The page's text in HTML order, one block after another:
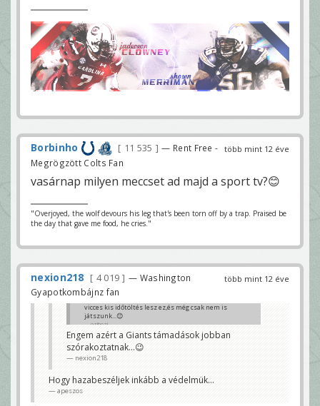
több mint 12 éve
Borbinho 11 535
— Rent Free -
Megrögzött Colts Fan
vasárnap milyen meccset ad majd a sport tv?😊
"Overjoyed, the wolf devours his leg that's been torn off by a trap. Praised be
the day that gave me food, he cries."
több mint 12 éve
nexion218 4 019
— Washington
Gyapotkombájnz fan
vicces kis időtöltés lesz ez,és még csak nem is
játszunk...😊
ozibozi
Engem azért a Giants támadások jobban
szórakoztatnak...😉
nexion218
Hogy hazabeszéljek inkább a védelmük...
apeszos